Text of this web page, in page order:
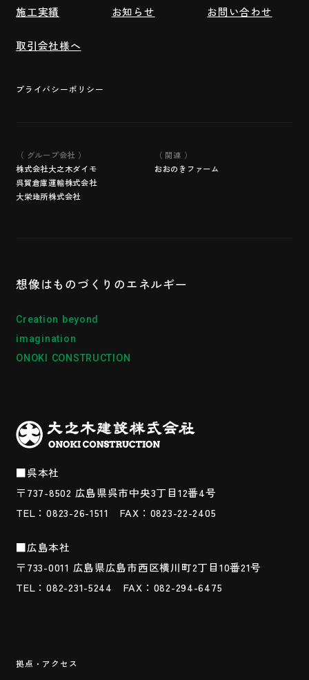
想像はものづくりのエネルギー
Creation beyond
imagination
ONOKI CONSTRUCTION
■呉本社
〒737-8502 広島県呉市中央3丁目12番4号
TEL：0823-26-1511 FAX：0823-22-2405
■広島本社
〒733-0011 広島県広島市西区横川町2丁目10番21号
TEL：082-231-5244 FAX：082-294-6475
拠点・アクセス
施工実績 お知らせ お問い合わせ
取引会社様へ
プライバシーポリシー
（ グループ会社 ）
株式会社大之木ダイモ
呉貿倉庫運輸株式会社
大栄地所株式会社
（ 関連 ）
おおのきファーム